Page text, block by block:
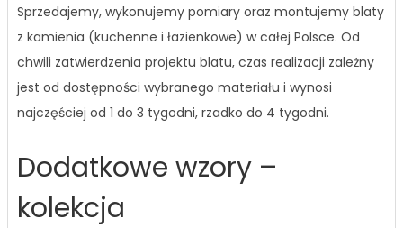
Sprzedajemy, wykonujemy pomiary oraz montujemy blaty
z kamienia (kuchenne i łazienkowe) w całej Polsce. Od
chwili zatwierdzenia projektu blatu, czas realizacji zależny
jest od dostępności wybranego materiału i wynosi
najczęściej od 1 do 3 tygodni, rzadko do 4 tygodni.
Dodatkowe wzory –
kolekcja